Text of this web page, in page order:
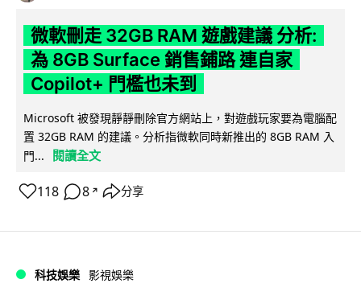
微軟刪走 32GB RAM 遊戲建議 分析:
為 8GB Surface 銷售鋪路 連自家
Copilot+ 門檻也未到
Microsoft 被發現靜靜刪除官方網站上，對遊戲玩家要為電腦配
置 32GB RAM 的建議。分析指微軟同時新推出的 8GB RAM 入
門...
閱讀全文
118 8 ↗ 分享
科技娛樂 影視娛樂